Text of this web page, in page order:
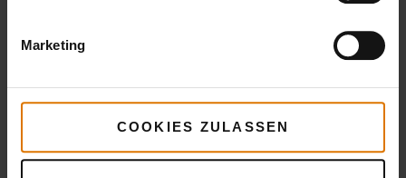
Marketing
COOKIES ZULASSEN